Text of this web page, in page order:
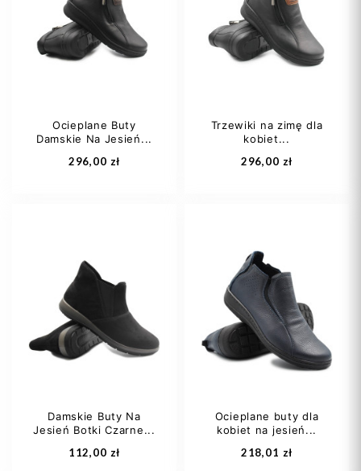
40
41
Dodaj do koszyka Dodaj do koszyka
Ocieplane Buty
Damskie Na Jesień...
296,00 zł
39 41
Dodaj do koszyka
Trzewiki na zimę dla
kobiet...
296,00 zł
37 38
Dodaj do koszyka
Damskie Buty Na
Jesień Botki Czarne...
112,00 zł
Ocieplane buty dla
kobiet na jesień...
218,01 zł